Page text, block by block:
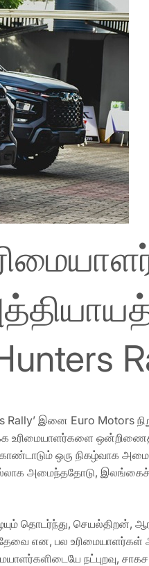
Rally’ இனை Euro Motors
உரிமையாளர்களை
ஒரு நிகழ்வாக
அமைந்ததோடு,
தொடர்ந்து, செயல்திறன்,
பல உரிமையாளர்கள்
நட்புறவு,